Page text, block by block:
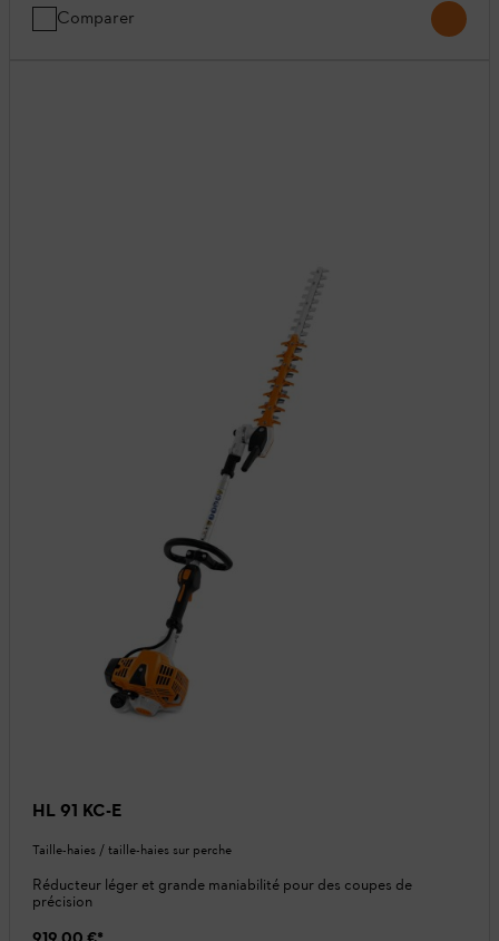
Comparer
HL 91 KC-E
Taille-haies / taille-haies sur perche
Réducteur léger et grande maniabilité pour des coupes de
précision